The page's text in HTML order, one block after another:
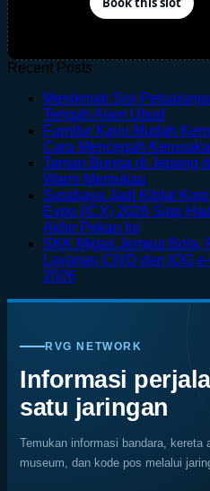
Recent Posts
Menikmati Sisi
Tengah Alam Ubud
on
Bali
Rafting
di
Ubud
Furnitur Kayu Mudah
Cara Mencegah
Taman Bunga di Jepang
Warni Memukau
on
Bunga
di
Surabaya Jadi Kiblat
Expo (ICX) 2026 Siap
Akhir Pekan Ini
Comments
on
Kiblat
Nasional,
Indonesia
Coffee
Expo
(ICX)
2026
Siap
Hadir
di
SKK Migas Jemput Bola,
Layanan CIVD dan IOG
2026No
on
Migas
Jemput
Bola,
Pelaku
Usaha
Serbu
Layanan
CIVD
dan
RVG NETWORK
Informasi
satu jaringan
Temukan informasi bandara, kereta
museum, dan kode pos melalui